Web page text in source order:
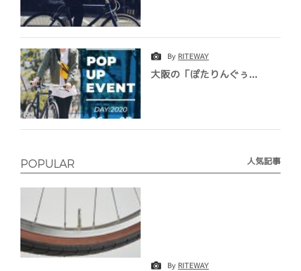
By RITEWAY
大阪の「ぽたりんぐぅ...
POPULAR 人気記事
By RITEWAY